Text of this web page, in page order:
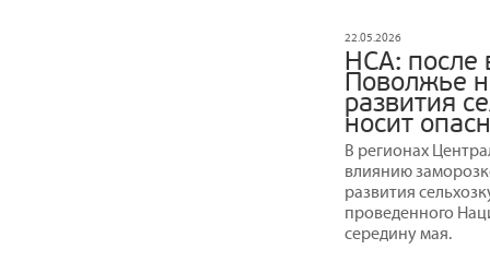
22.05.2026
НСА: после
Поволжье
развития
носит
В регионах
влиянию
развития
проведенного
середину мая.